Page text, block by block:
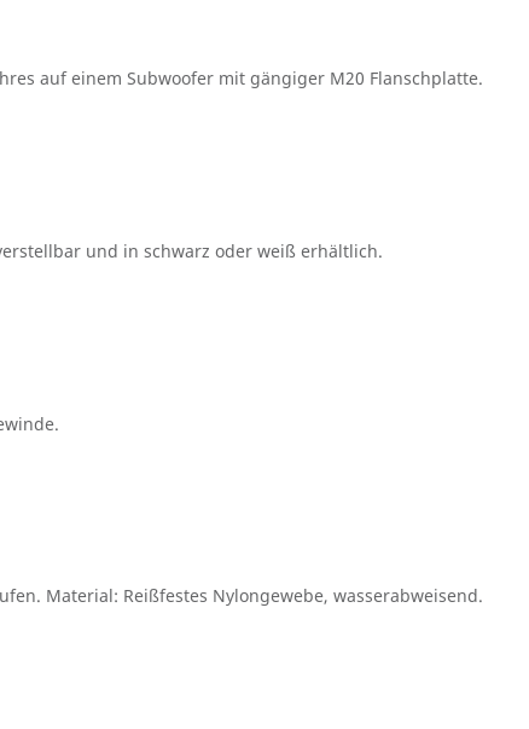
auf einem Subwoofer mit gängiger M20 Flanschplatte.
und in schwarz oder weiß erhältlich.
Material: Reißfestes Nylongewebe, wasserabweisend.